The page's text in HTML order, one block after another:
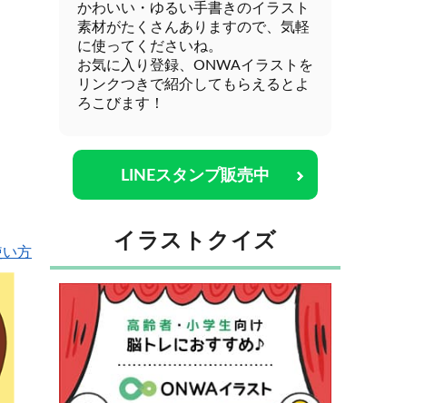
い方
かわいい・ゆるい手書きのイラスト
素材がたくさんありますので、気軽
に使ってくださいね。
お気に入り登録、ONWAイラストを
リンクつきで紹介してもらえるとよ
ろこびます！
LINEスタンプ販売中
イラストクイズ